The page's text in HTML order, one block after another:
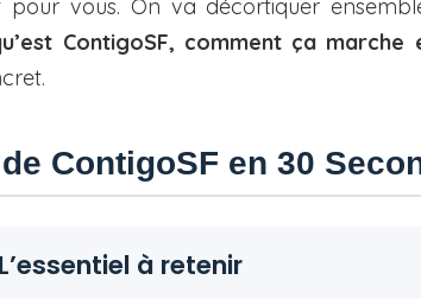
pour vous. On va décortiquer
ContigoSF, comment ça
ContigoSF en 30
à retenir